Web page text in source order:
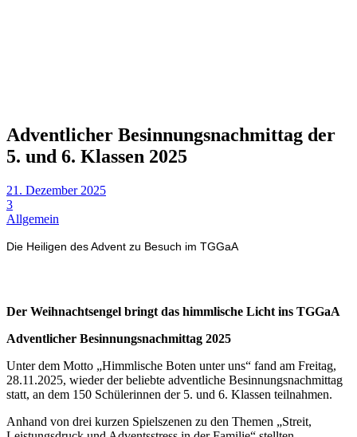
Adventlicher Besinnungsnachmittag der
5. und 6. Klassen 2025
21. Dezember 2025
3
Allgemein
Die Heiligen des Advent zu Besuch im TGGaA
Der Weihnachtsengel bringt das himmlische Licht ins TGGaA
Adventlicher Besinnungsnachmittag 2025
Unter dem Motto „Himmlische Boten unter uns“ fand am Freitag,
28.11.2025, wieder der beliebte adventliche Besinnungsnachmittag
statt, an dem 150 Schülerinnen der 5. und 6. Klassen teilnahmen.
Anhand von drei kurzen Spielszenen zu den Themen „Streit,